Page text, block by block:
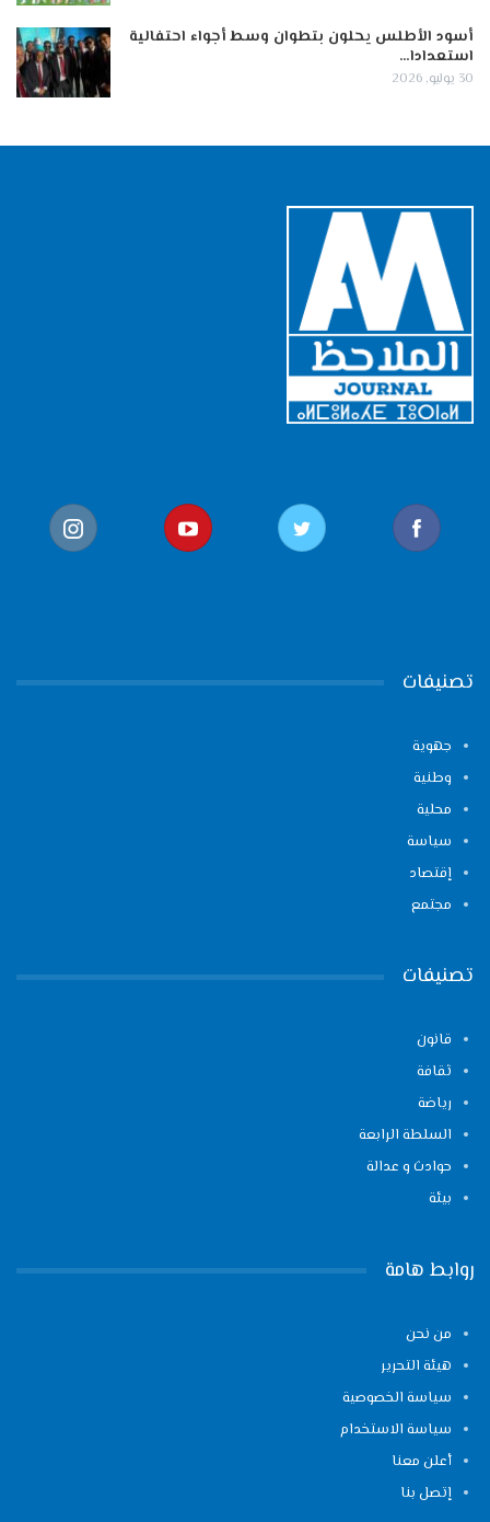
أسود الأطلس يحلون بتطوان وسط أجواء احتفالية
استعدادا…
30 يوليو, 2026
تصنيفات
جهوية
وطنية
محلية
سياسة
إقتصاد
مجتمع
تصنيفات
قانون
ثقافة
رياضة
السلطة الرابعة
حوادث و عدالة
بيئة
روابط هامة
من نحن
هيئة التحرير
سياسة الخصوصية
سياسة الاستخدام
أعلن معنا
إتصل بنا